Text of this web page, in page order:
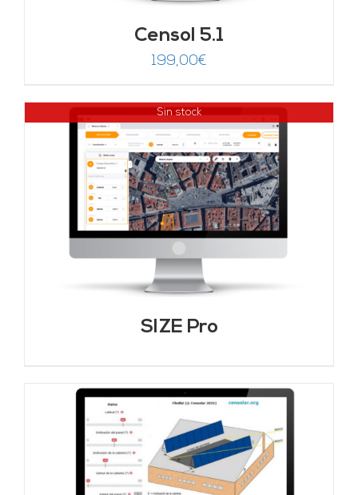
Censol 5.1
199,00€
Sin stock
SIZE Pro